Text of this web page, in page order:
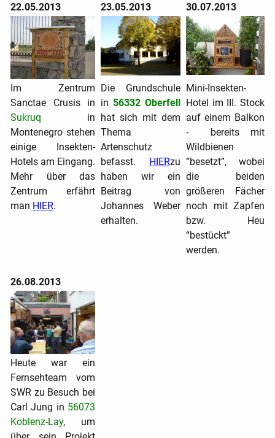
22.05.2013 23.05.2013 30.07.2013
Im Zentrum
Sanctae Crusis in
Sukruq
in
Montenegro stehen
einige Insekten-
Hotels am Eingang.
Mehr über das
Zentrum erfährt
man HIER.
Die Grundschule
in 56332 Oberfell
hat sich mit dem
Thema
Artenschutz
befasst. HIERzu
haben wir ein
Beitrag von
Johannes Weber
erhalten.
Mini-Insekten-
Hotel im III. Stock
auf einem Balkon
- bereits mit
Wildbienen
“besetzt”, wobei
die beiden
größeren Fächer
noch mit Zapfen
bzw. Heu
“bestückt”
werden.
26.08.2013
Heute war ein
Fernsehteam vom
SWR zu Besuch bei
Carl Jung in 56073
Koblenz-Lay, um